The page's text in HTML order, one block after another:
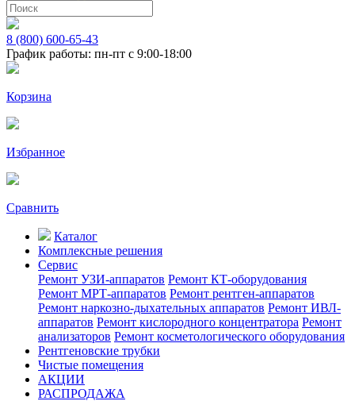
8 (800) 600-65-43
График работы: пн-пт с 9:00-18:00
Корзина
Избранное
Сравнить
Каталог
Комплексные решения
Сервис
Ремонт УЗИ-аппаратов Ремонт КТ-оборудования
Ремонт МРТ-аппаратов Ремонт рентген-аппаратов
Ремонт наркозно-дыхательных аппаратов Ремонт ИВЛ-
аппаратов Ремонт кислородного концентратора Ремонт
анализаторов Ремонт косметологического оборудования
Рентгеновские трубки
Чистые помещения
АКЦИИ
РАСПРОДАЖА